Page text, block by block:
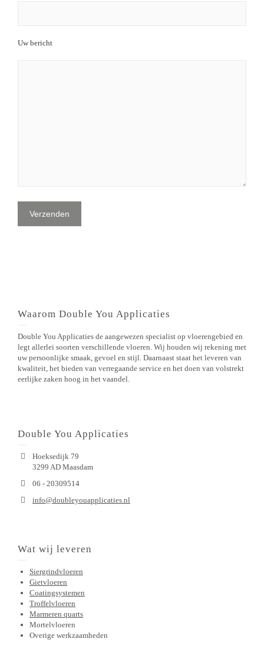
Uw bericht
Waarom Double You Applicaties
Double You Applicaties de aangewezen specialist op vloerengebied en
legt allerlei soorten verschillende vloeren. Wij houden wij rekening met
uw persoonlijke smaak, gevoel en stijl. Daarnaast staat het leveren van
kwaliteit, het bieden van verregaande service en het doen van volstrekt
eerlijke zaken hoog in het vaandel.
Double You Applicaties
Hoeksedijk 79
3299 AD Maasdam
06 - 20309514
info@doubleyouapplicaties.nl
Wat wij leveren
Siergrindvloeren
Gietvloeren
Coatingsystemen
Troffelvloeren
Marmeren quarts
Mortelvloeren
Overige werkzaamheden